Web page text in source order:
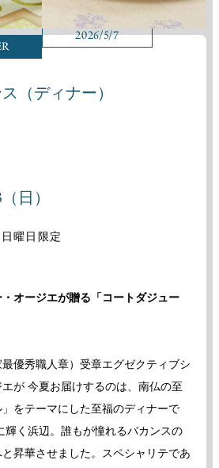
2026/5/7
（ディナー）
日）
曜日限定
オージエが贈る「コートダジュー
優秀職人章）受章エグゼクティブシ
が 今夏お届けするのは、南仏の至
をテーマにした至福のディナーで
輝く浜辺。誰もが憧れるバカンスの
昇華させました。スペシャリテであ